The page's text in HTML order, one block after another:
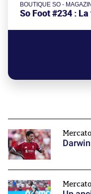
BOUTIQUE SO -
So Foot #234 :
Mercato
Mercato